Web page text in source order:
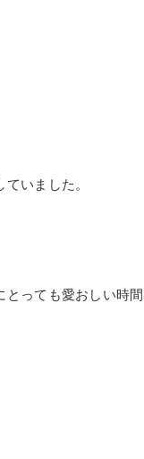
いました。
とっても愛おしい時